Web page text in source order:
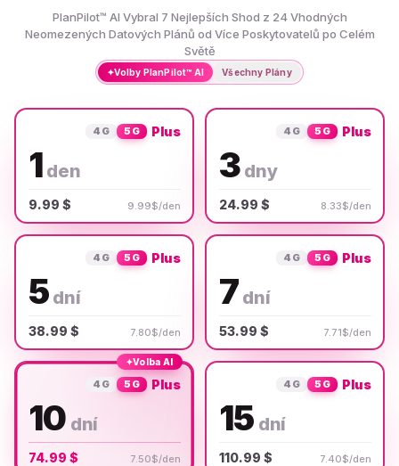
PlanPilot™ AI Vybral 7 Nejlepších Shod z 24 Vhodných
Neomezených Datových Plánů od Více Poskytovatelů po Celém
Světě
✦Volby PlanPilot™ AI Všechny Plány
4G 5G Plus
1 den
9.99 $ 9.99$/den
4G 5G Plus
3 dny
24.99 $ 8.33$/den
4G 5G Plus
5 dní
38.99 $ 7.80$/den
4G 5G Plus
7 dní
53.99 $ 7.71$/den
✦Volba AI
4G 5G Plus
10 dní
74.99 $ 7.50$/den
4G 5G Plus
15 dní
110.99 $ 7.40$/den